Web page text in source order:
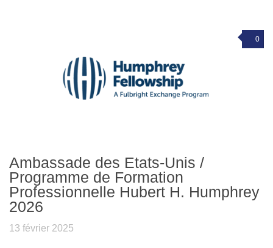
0
Ambassade des Etats-Unis /
Programme de Formation
Professionnelle Hubert H. Humphrey
2026
13 février 2025